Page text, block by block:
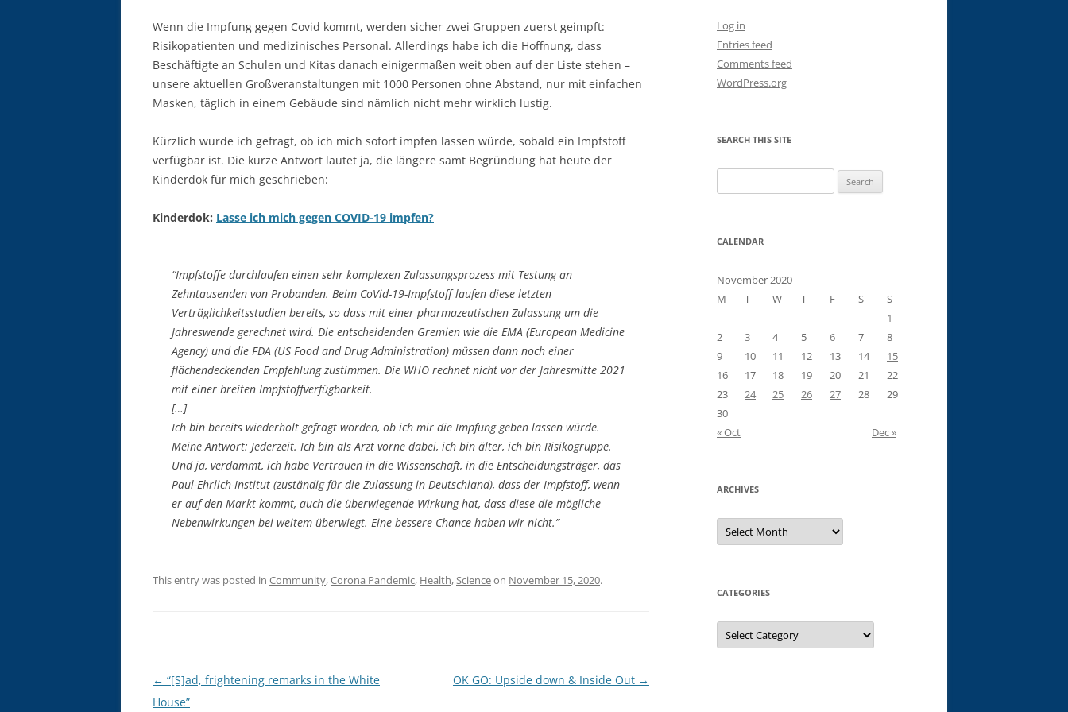
Wenn die Impfung gegen Covid kommt, werden sicher zwei Gruppen zuerst geimpft:
Risikopatienten und medizinisches Personal. Allerdings habe ich die Hoffnung, dass
Beschäftigte an Schulen und Kitas danach einigermaßen weit oben auf der Liste stehen –
unsere aktuellen Großveranstaltungen mit 1000 Personen ohne Abstand, nur mit einfachen
Masken, täglich in einem Gebäude sind nämlich nicht mehr wirklich lustig.
Kürzlich wurde ich gefragt, ob ich mich sofort impfen lassen würde, sobald ein Impfstoff
verfügbar ist. Die kurze Antwort lautet ja, die längere samt Begründung hat heute der
Kinderdok für mich geschrieben:
Kinderdok: Lasse ich mich gegen COVID-19 impfen?
“Impfstoffe durchlaufen einen sehr komplexen Zulassungsprozess mit Testung an
Zehntausenden von Probanden. Beim CoVid-19-Impfstoff laufen diese letzten
Verträglichkeitsstudien bereits, so dass mit einer pharmazeutischen Zulassung um die
Jahreswende gerechnet wird. Die entscheidenden Gremien wie die EMA (European Medicine
Agency) und die FDA (US Food and Drug Administration) müssen dann noch einer
flächendeckenden Empfehlung zustimmen. Die WHO rechnet nicht vor der Jahresmitte 2021
mit einer breiten Impfstoffverfügbarkeit.
[…]
Ich bin bereits wiederholt gefragt worden, ob ich mir die Impfung geben lassen würde.
Meine Antwort: Jederzeit. Ich bin als Arzt vorne dabei, ich bin älter, ich bin Risikogruppe.
Und ja, verdammt, ich habe Vertrauen in die Wissenschaft, in die Entscheidungsträger, das
Paul-Ehrlich-Institut (zuständig für die Zulassung in Deutschland), dass der Impfstoff, wenn
er auf den Markt kommt, auch die überwiegende Wirkung hat, dass diese die mögliche
Nebenwirkungen bei weitem überwiegt. Eine bessere Chance haben wir nicht.”
This entry was posted in Community,Corona Pandemic, Health,Scienceon November 15, 2020.
Post
navigation
← “[S]ad, frightening remarks in the White
House”
OK GO: Upside down & Inside Out →
Log in
Entries feed
Comments feed
WordPress.org
SEARCH THIS SITE
for:
CALENDAR
November 2020
M
T W T F S
S
1
2
3 4 5 6 7
8
9
10 11 12 13 14
15
16
17 18 19 20 21
22
23
24 25 26 27 28
29
30
« Oct
Dec »
ARCHIVES
Archives
CATEGORIES
Categories